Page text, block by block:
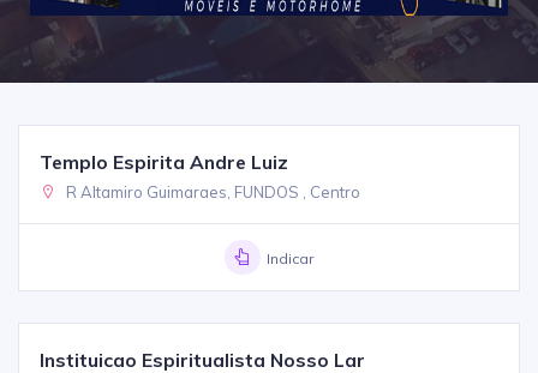
Templo Espirita Andre Luiz
R Altamiro Guimaraes, FUNDOS , Centro
Indicar
Instituicao Espiritualista Nosso Lar